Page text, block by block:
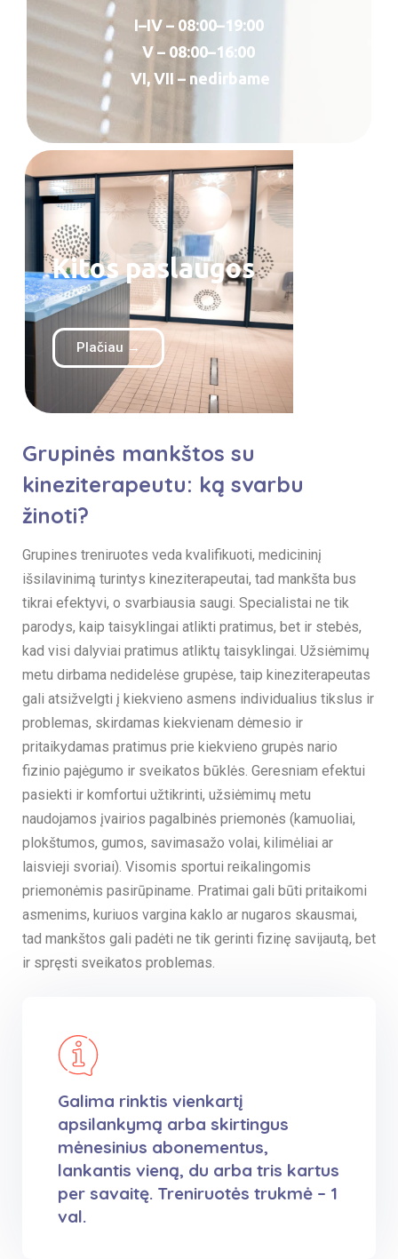
I–IV – 08:00–19:00
V – 08:00–16:00
VI, VII – nedirbame
Kitos paslaugos
Plačiau →
Grupinės mankštos su
kineziterapeutu: ką svarbu
žinoti?
Grupines treniruotes veda kvalifikuoti, medicininį
išsilavinimą turintys kineziterapeutai, tad mankšta bus
tikrai efektyvi, o svarbiausia saugi. Specialistai ne tik
parodys, kaip taisyklingai atlikti pratimus, bet ir stebės,
kad visi dalyviai pratimus atliktų taisyklingai. Užsiėmimų
metu dirbama nedidelėse grupėse, taip kineziterapeutas
gali atsižvelgti į kiekvieno asmens individualius tikslus ir
problemas, skirdamas kiekvienam dėmesio ir
pritaikydamas pratimus prie kiekvieno grupės nario
fizinio pajėgumo ir sveikatos būklės. Geresniam efektui
pasiekti ir komfortui užtikrinti, užsiėmimų metu
naudojamos įvairios pagalbinės priemonės (kamuoliai,
plokštumos, gumos, savimasažo volai, kilimėliai ar
laisvieji svoriai). Visomis sportui reikalingomis
priemonėmis pasirūpiname. Pratimai gali būti pritaikomi
asmenims, kuriuos vargina kaklo ar nugaros skausmai,
tad mankštos gali padėti ne tik gerinti fizinę savijautą, bet
ir spręsti sveikatos problemas.
Galima rinktis vienkartį
apsilankymą arba skirtingus
mėnesinius abonementus,
lankantis vieną, du arba tris kartus
per savaitę. Treniruotės trukmė – 1
val.